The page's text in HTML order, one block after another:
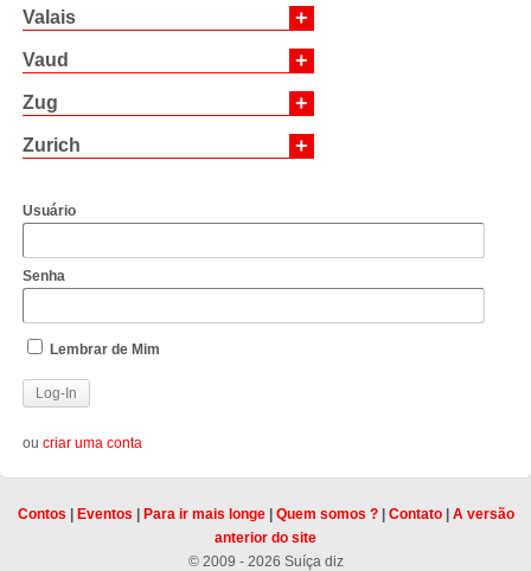
Valais +
Vaud +
Zug +
Zurich +
Usuário
Senha
Lembrar de Mim
ou criar uma conta
Contos Eventos Para ir mais longe| Quem somos ?| Contato| A versão
anterior do site
© 2009 - 2026 Suíça diz